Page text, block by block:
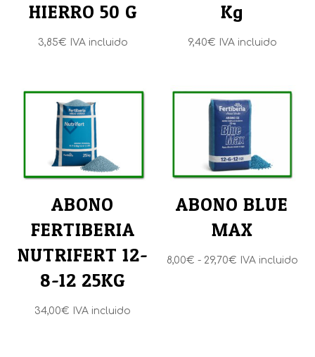
HIERRO 50 G
3,85€ IVA incluido
Kg
9,40€ IVA incluido
ABONO
FERTIBERIA
NUTRIFERT 12-
8-12 25KG
34,00€ IVA incluido
ABONO BLUE
MAX
8,00€ - 29,70€Rango
IVA incluido